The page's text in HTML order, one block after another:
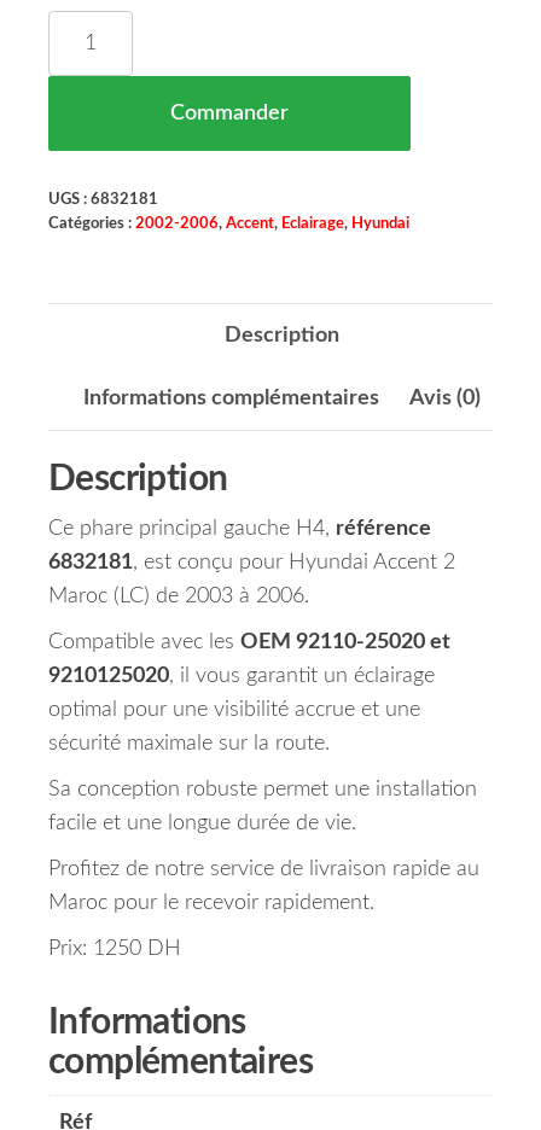
Commander
UGS : 6832181
Catégories : 2002-2006, Accent, Eclairage, Hyundai
Description
Informations complémentaires Avis (0)
Description
Ce phare principal gauche H4, référence
6832181, est conçu pour Hyundai Accent 2
Maroc (LC) de 2003 à 2006.
Compatible avec les OEM 92110-25020 et
9210125020, il vous garantit un éclairage
optimal pour une visibilité accrue et une
sécurité maximale sur la route.
Sa conception robuste permet une installation
facile et une longue durée de vie.
Profitez de notre service de livraison rapide au
Maroc pour le recevoir rapidement.
Prix: 1250 DH
Informations
complémentaires
Réf